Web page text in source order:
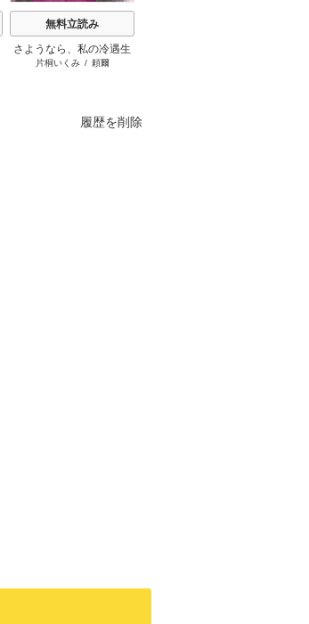
無料立読み
さようなら、私の冷遇生
活 ～パーティーで声をか
片桐いくみ/ 頼爾
履歴を削除